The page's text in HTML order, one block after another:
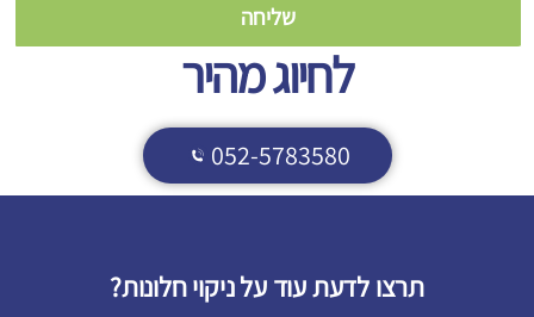
שליחה
לחיוג מהיר
052-5783580
תרצו לדעת עוד על ניקוי חלונות?